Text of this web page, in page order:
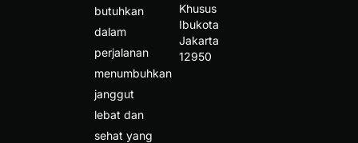
butuhkan
dalam
perjalanan
menumbuhkan
janggut
lebat dan
sehat yang
Khusus
Ibukota
Jakarta
12950